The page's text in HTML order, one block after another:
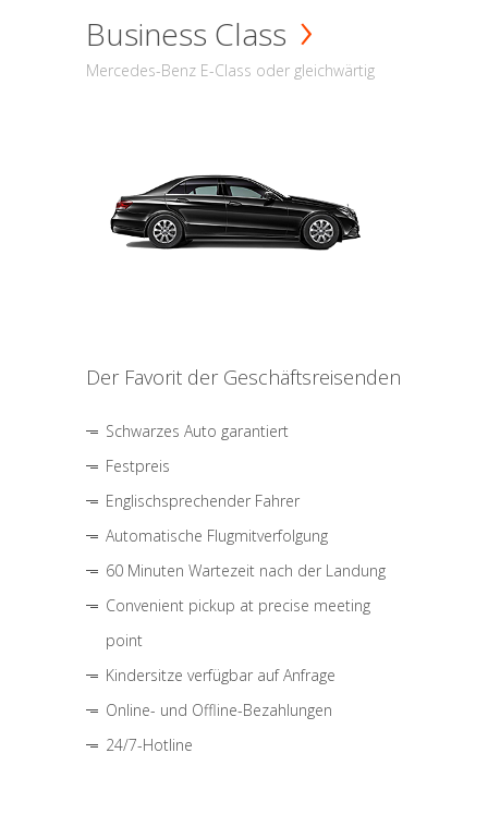
Business Class
Mercedes-Benz E-Class oder gleichwärtig
Der Favorit der Geschäftsreisenden
Schwarzes Auto garantiert
Festpreis
Englischsprechender Fahrer
Automatische Flugmitverfolgung
60 Minuten Wartezeit nach der Landung
Convenient pickup at precise meeting
point
Kindersitze verfügbar auf Anfrage
Online- und Offline-Bezahlungen
24/7-Hotline